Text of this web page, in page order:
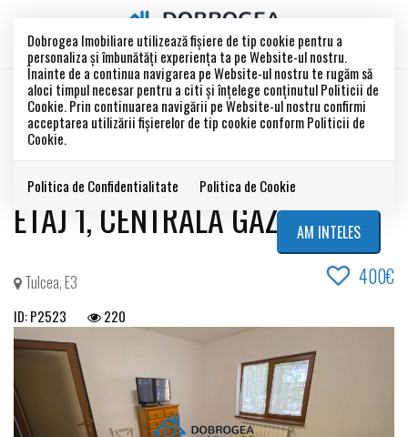
Dobrogea Imobiliare utilizează fişiere de tip cookie pentru a
personaliza și îmbunătăți experiența ta pe Website-ul nostru.
Înainte de a continua navigarea pe Website-ul nostru te rugăm să
aloci timpul necesar pentru a citi și înțelege conținutul Politicii de
Cookie. Prin continuarea navigării pe Website-ul nostru confirmi
acceptarea utilizării fişierelor de tip cookie conform Politicii de
Cookie.
Politica de Confidentialitate Politica de Cookie
AM INTELES
Acest anunt este inchiriat !
E3- 3 CAMERE DECOMANDAT
ETAJ 1, CENTRALA GAZ
Tulcea, E3 400€
ID: P2523 220
INCHIRIAT